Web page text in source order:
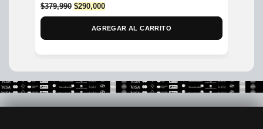
$379,990 Original
price
$290,000Current
price
is:
AGREGAR AL CARRITO